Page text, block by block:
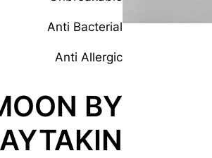
Anti Bacterial
Anti Allergic
BY
AYTAKIN